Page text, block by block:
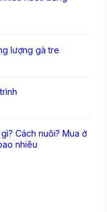
lượng gà tre
Cách nuôi? Mua ở
nhiêu